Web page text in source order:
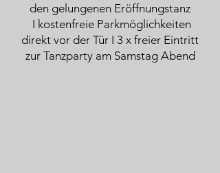
den gelungenen Eröffnungstanz
I kostenfreie Parkmöglichkeiten
direkt vor der Tür I 3 x freier Eintritt
zur Tanzparty am Samstag Abend